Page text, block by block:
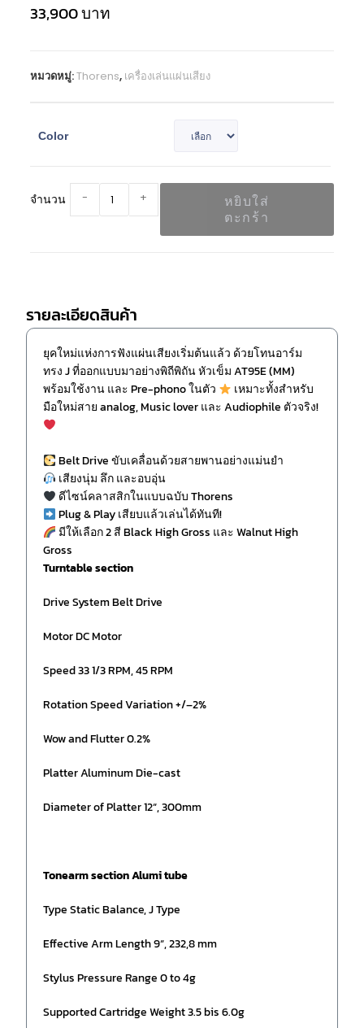
33,900บาท
หมวดหมู่:Thorens, เครื่องเล่นแผ่นเสียง
Color
จำนวน - +
หยิบใส่
ตะกร้า
รายละเอียดสินค้า
ยุคใหม่แห่งการฟังแผ่นเสียงเริ่มต้นแล้ว ด้วยโทนอาร์ม
ทรง J ที่ออกแบบมาอย่างพิถีพิถัน หัวเข็ม AT95E (MM)
พร้อมใช้งาน และ Pre-phono ในตัว
เหมาะทั้งสำหรับ
มือใหม่สาย analog, Music lover และ Audiophile ตัวจริง!
Belt Drive ขับเคลื่อนด้วยสายพานอย่างแม่นยำ
เสียงนุ่ม ลึก และอบอุ่น
ดีไซน์คลาสสิกในแบบฉบับ Thorens
Plug & Play เสียบแล้วเล่นได้ทันที!
มีให้เลือก 2 สี Black High Gross และ Walnut High
Gross
Turntable section
Drive System Belt Drive
Motor DC Motor
Speed 33 1/3 RPM, 45 RPM
Rotation Speed Variation +/–2%
Wow and Flutter 0.2%
Platter Aluminum Die-cast
Diameter of Platter 12“, 300mm
Tonearm section Alumi tube
Type Static Balance, J Type
Effective Arm Length 9“, 232,8 mm
Stylus Pressure Range 0 to 4g
Supported Cartridge Weight 3.5 bis 6.0g